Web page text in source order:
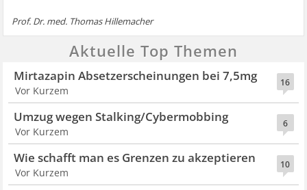
Prof. Dr. med. Thomas Hillemacher
Aktuelle Top Themen
16
Mirtazapin Absetzerscheinungen bei 7,5mg
Vor Kurzem
6
Umzug wegen Stalking/Cybermobbing
Vor Kurzem
10
Wie schafft man es Grenzen zu akzeptieren
Vor Kurzem